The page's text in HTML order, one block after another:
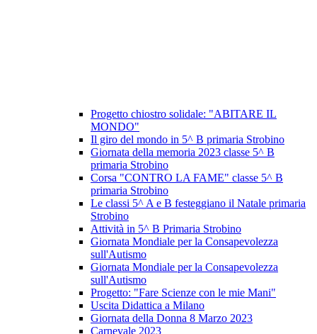
Progetto chiostro solidale: "ABITARE IL
MONDO"
Il giro del mondo in 5^ B primaria Strobino
Giornata della memoria 2023 classe 5^ B
primaria Strobino
Corsa "CONTRO LA FAME" classe 5^ B
primaria Strobino
Le classi 5^ A e B festeggiano il Natale primaria
Strobino
Attività in 5^ B Primaria Strobino
Giornata Mondiale per la Consapevolezza
sull'Autismo
Giornata Mondiale per la Consapevolezza
sull'Autismo
Progetto: "Fare Scienze con le mie Mani"
Uscita Didattica a Milano
Giornata della Donna 8 Marzo 2023
Carnevale 2023